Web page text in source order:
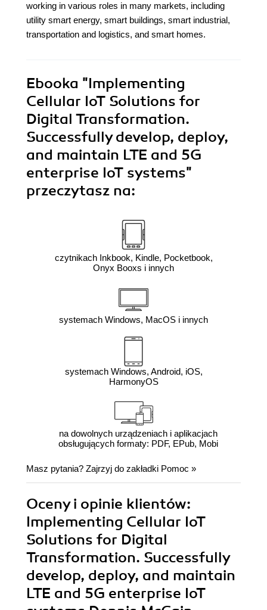
working in various roles in many markets, including
utility smart energy, smart buildings, smart industrial,
transportation and logistics, and smart homes.
Ebooka "Implementing
Cellular IoT Solutions for
Digital Transformation.
Successfully develop, deploy,
and maintain LTE and 5G
enterprise IoT systems"
przeczytasz na:
czytnikach Inkbook, Kindle, Pocketbook,
Onyx Booxs i innych
systemach Windows, MacOS i innych
systemach Windows, Android, iOS,
HarmonyOS
na dowolnych urządzeniach i aplikacjach
obsługujących formaty: PDF, EPub, Mobi
Masz pytania? Zajrzyj do zakładki Pomoc »
Oceny i opinie klientów:
Implementing Cellular IoT
Solutions for Digital
Transformation. Successfully
develop, deploy, and maintain
LTE and 5G enterprise IoT